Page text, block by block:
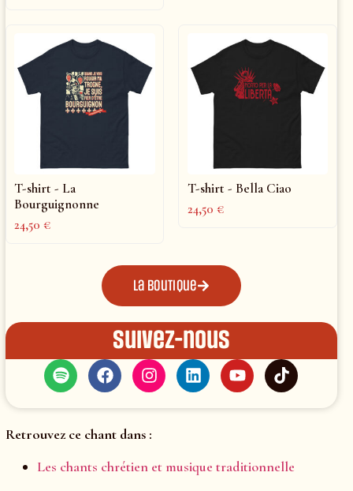
T-shirt - La
Bourguignonne
24,50€
T-shirt - Bella Ciao
24,50€
La boutique
Suivez-nous
Retrouvez ce chant dans :
Les chants chrétien et musique traditionnelle